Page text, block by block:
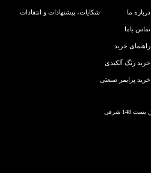
درباره ما
تماس باما
راهنمای خرید
خرید رنگ آلکیدی
خرید پرایمر صنعتی
شکایات، پیشنهادات و انتقادات